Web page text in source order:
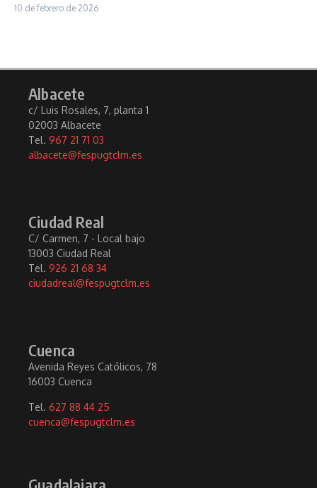
10 de febrero de 2026
Albacete
c/ Luis Rosales, 7, planta 1
02003 Albacete
Tel. 967 21 71 03
albacete@fespugtclm.es
Ciudad Real
C/ Carmen, 7 - Local bajo
13003 Ciudad Real
Tel. 926 21 68 34
ciudadreal@fespugtclm.es
Cuenca
Avenida Reyes Católicos, 78
16003 Cuenca
Tel. 627 88 44 25
cuenca@fespugtclm.es